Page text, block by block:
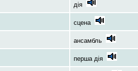
дія
сцена
ансамбль
перша дія